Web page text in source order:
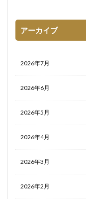
アーカイブ
2026年7月
2026年6月
2026年5月
2026年4月
2026年3月
2026年2月